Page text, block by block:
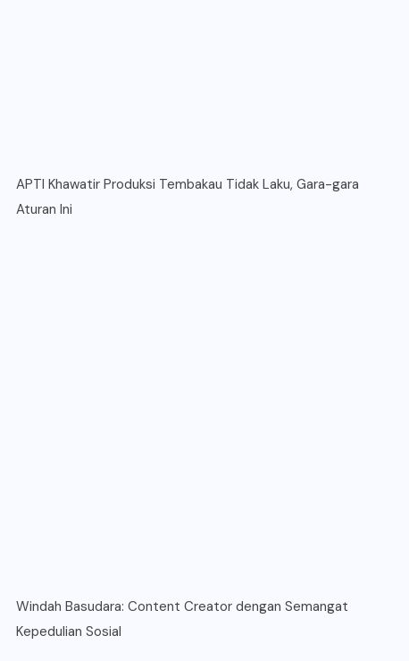
APTI Khawatir Produksi Tembakau Tidak Laku, Gara-gara
Aturan Ini
Windah Basudara: Content Creator dengan Semangat
Kepedulian Sosial